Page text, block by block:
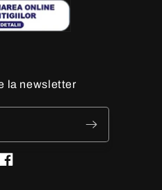
la newsletter
Facebook